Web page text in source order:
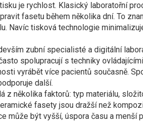
je rychlost. Klasický laboratořní
fasetu během několika dní. To
Navíc tisková technologie
zubní specialisté a digitální
spolupracují s techniky
vyrábět více pacientů současně.
další.
z několika faktorů: typ materiálu,
fasety jsou dražší než
může být vyšší, úspora času a menší